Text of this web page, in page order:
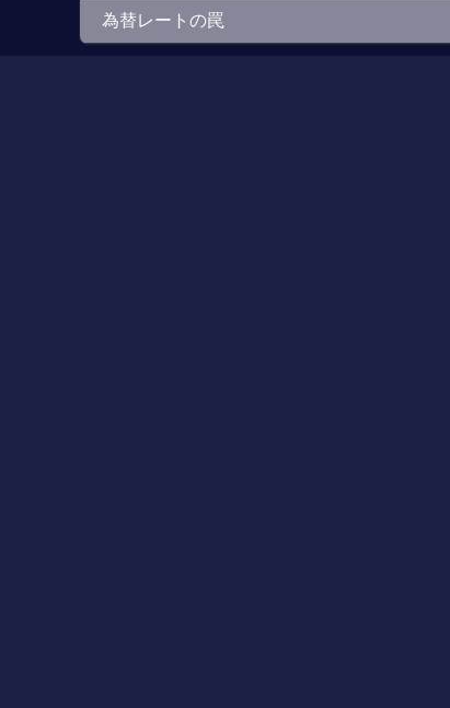
為替レートの罠